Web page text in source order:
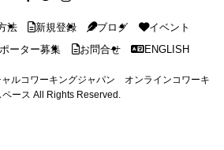
法 新規登録 ブログ
イベント
ーター募集 お問合せ ENGLISH
ルコワーキングジャパン オンラインコワーキ
ペース All Rights Reserved.